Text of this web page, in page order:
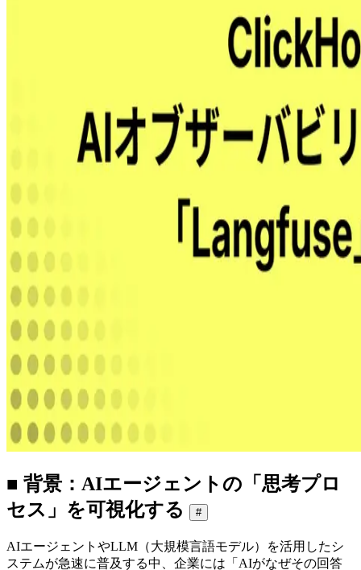
■ 背景：AIエージェントの「思考プロ
セス」を可視化する
#
AIエージェントやLLM（大規模言語モデル）を活用したシ
ステムが急速に普及する中、企業には「AIがなぜその回答